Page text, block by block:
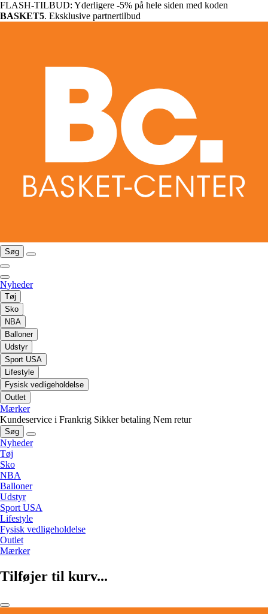
FLASH-TILBUD: Yderligere -5% på hele siden med koden
BASKET5. Eksklusive partnertilbud
Søg
Nyheder
Tøj
Sko
NBA
Balloner
Udstyr
Sport USA
Lifestyle
Fysisk vedligeholdelse
Outlet
Mærker
Kundeservice i Frankrig Sikker betaling Nem retur
Søg
Nyheder
Tøj
Sko
NBA
Balloner
Udstyr
Sport USA
Lifestyle
Fysisk vedligeholdelse
Outlet
Mærker
Tilføjer til kurv...